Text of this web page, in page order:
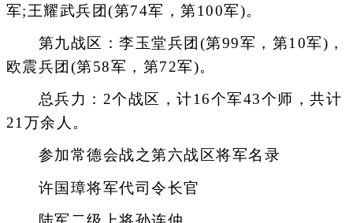
军;王耀武兵团(第74军，第100军)。
第九战区：李玉堂兵团(第99军，第10军)，
欧震兵团(第58军，第72军)。
总兵力：2个战区，计16个军43个师，共计
21万余人。
参加常德会战之第六战区将军名录
许国璋将军代司令长官